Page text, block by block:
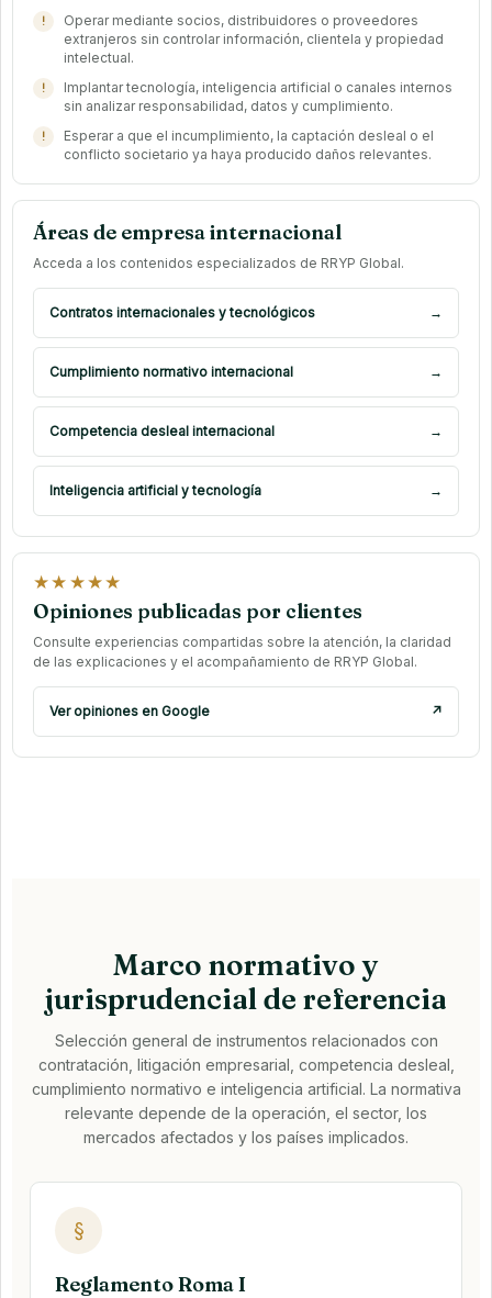
Operar mediante socios, distribuidores o proveedores
extranjeros sin controlar información, clientela y propiedad
intelectual.
Implantar tecnología, inteligencia artificial o canales internos
sin analizar responsabilidad, datos y cumplimiento.
Esperar a que el incumplimiento, la captación desleal o el
conflicto societario ya haya producido daños relevantes.
Áreas de empresa internacional
Acceda a los contenidos especializados de RRYP Global.
Contratos internacionales y tecnológicos →
Cumplimiento normativo internacional →
Competencia desleal internacional →
Inteligencia artificial y tecnología →
★★★★★
Opiniones publicadas por clientes
Consulte experiencias compartidas sobre la atención, la claridad
de las explicaciones y el acompañamiento de RRYP Global.
Ver opiniones en Google ↗
Marco normativo y
jurisprudencial de referencia
Selección general de instrumentos relacionados con
contratación, litigación empresarial, competencia desleal,
cumplimiento normativo e inteligencia artificial. La normativa
relevante depende de la operación, el sector, los
mercados afectados y los países implicados.
§
Reglamento Roma I